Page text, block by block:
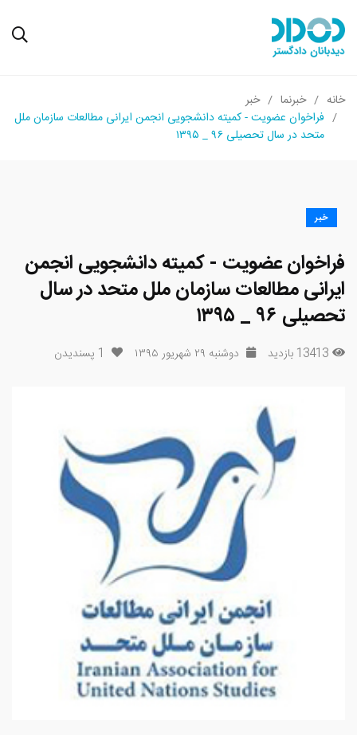
خانه خبرنما
خبر
فراخوان عضویت - کمیته دانشجویی انجمن ایرانی مطالعات سازمان ملل
متحد در سال تحصیلی ۹۶ _ ۱۳۹۵
خبر
فراخوان عضویت - کمیته دانشجویی انجمن
ایرانی مطالعات سازمان ملل متحد در سال
تحصیلی ۹۶ _ ۱۳۹۵
13413 بازدید دوشنبه ۲۹ شهریور ۱۳۹۵ 1 پسندیدن